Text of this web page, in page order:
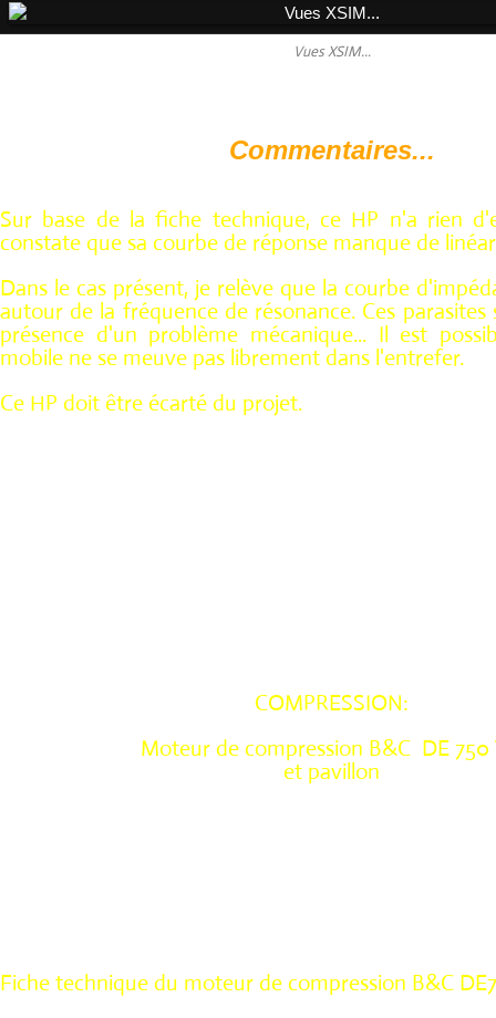
Vues XSIM...
Commentaires...
Sur base de la fiche technique, ce HP n'a rien
constate que sa courbe de réponse manque de
Dans le cas présent, je relève que la courbe
autour de la fréquence de résonance. Ces
présence d'un problème mécanique... Il est
mobile ne se meuve pas librement dans l'entrefer.
Ce HP doit être écarté du projet.
COMPRESSION:
Moteur de compression B&C DE 750
et pavillon
Fiche technique du moteur de compression B&C